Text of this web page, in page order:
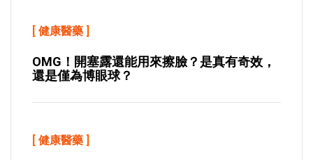
[ 健康醫藥 ]
OMG！開塞露還能用來擦臉？是真有奇效，
還是僅為博眼球？
[ 健康醫藥 ]